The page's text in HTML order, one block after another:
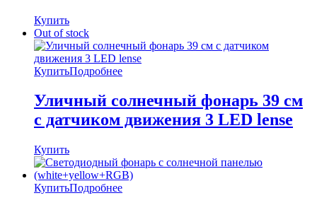
Купить
Out of stock
КупитьПодробнее
Уличный солнечный фонарь 39 см
с датчиком движения 3 LED lense
Купить
КупитьПодробнее